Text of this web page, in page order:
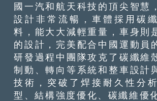
國一汽和航天科技的頂尖智慧
設計非常流暢，車體採用碳
料，能大大減輕重量，車身則
的設計，完美配合中國運動員
研發過程中團隊攻克了碳纖維
制動、轉向等系統和整車設計
技術，突破了焊接耐久性分
型、結構強度優化、碳纖維優